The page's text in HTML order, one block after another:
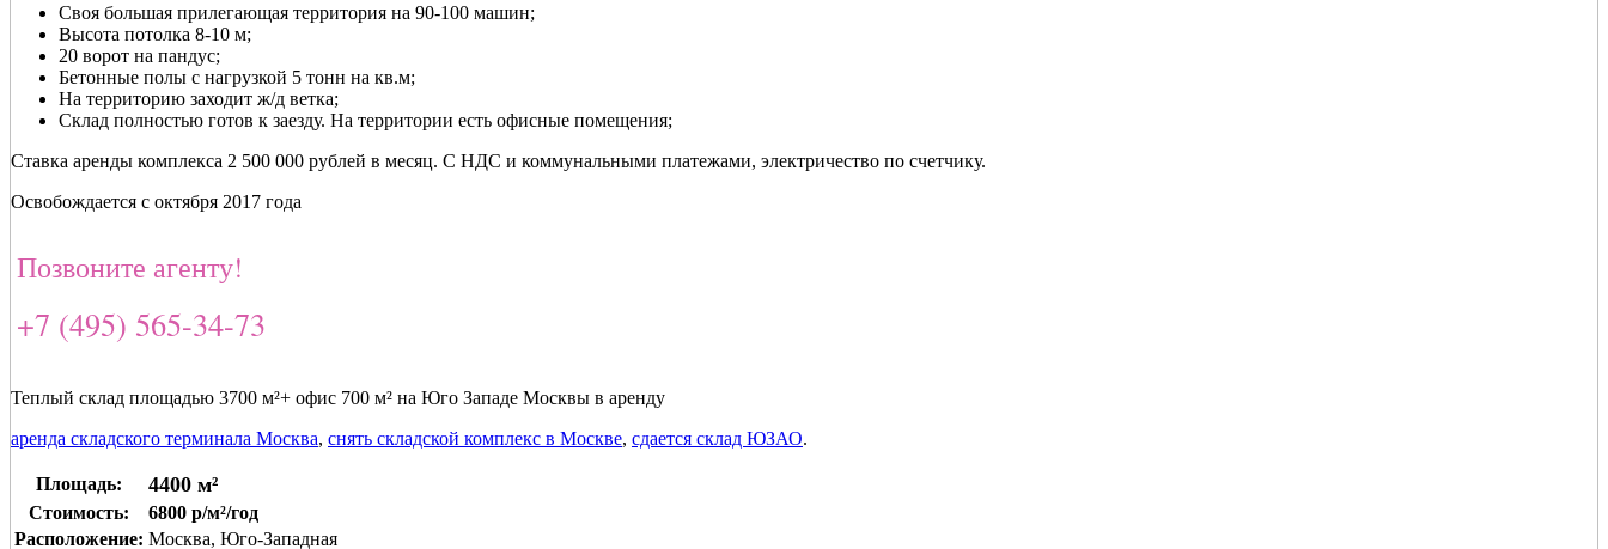
Своя большая прилегающая территория на 90-100 машин;
Высота потолка 8-10 м;
20 ворот на пандус;
Бетонные полы с нагрузкой 5 тонн на кв.м;
На территорию заходит ж/д ветка;
Склад полностью готов к заезду. На территории есть офисные помещения;
Ставка аренды комплекса 2 500 000 рублей в месяц. С НДС и коммунальными платежами, электричество по счетчику.
Освобождается с октября 2017 года
Позвоните агенту!
+7 (495) 565-34-73
Теплый склад площадью 3700 м²+ офис 700 м² на Юго Западе Москвы в аренду
аренда складского терминала Москва, снять складской комплекс в Москве, сдается склад ЮЗАО.
Площадь: 4400 м²
Стоимость:
6800 р/м²/год
Расположение: Москва, Юго-Западная